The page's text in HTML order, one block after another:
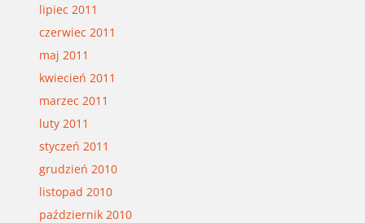
lipiec 2011
czerwiec 2011
maj 2011
kwiecień 2011
marzec 2011
luty 2011
styczeń 2011
grudzień 2010
listopad 2010
październik 2010